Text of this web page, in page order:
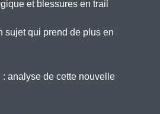
et blessures en trail
sujet qui prend de plus en
analyse de cette nouvelle